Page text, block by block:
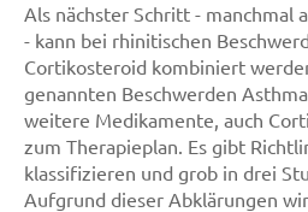
Als nächster Schritt - manchmal
- kann bei rhinitischen
Cortikosteroid kombiniert
genannten Beschwerden
weitere Medikamente, auch
zum Therapieplan. Es gibt
klassifizieren und grob in drei
Aufgrund dieser Abklärungen